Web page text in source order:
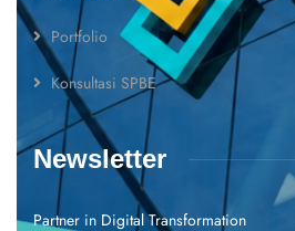
Portfolio
Konsultasi SPBE
Newsletter
Partner in Digital Transformation